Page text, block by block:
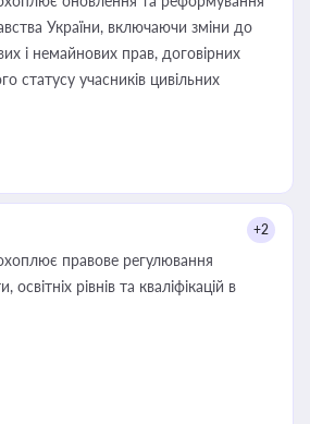
України, включаючи зміни до
і немайнових прав, договірних
статусу учасників цивільних
+2
правове регулювання
рівнів та кваліфікацій в